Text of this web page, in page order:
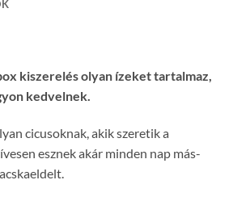
kiszerelés olyan ízeket tartalmaz,
kedvelnek.
cicusoknak, akik szeretik a
esznek akár minden nap más-